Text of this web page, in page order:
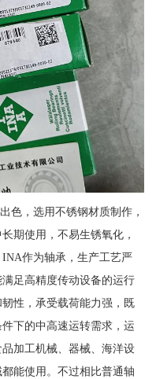
色，选用不锈钢材质制作，
期使用，不易生锈氧化，
作为轴承，生产工艺严
足高精度传动设备的运行
性，承受载荷能力强，既
下的中高速运转需求，运
加工机械、器械、海洋设
能使用。不过相比普通轴